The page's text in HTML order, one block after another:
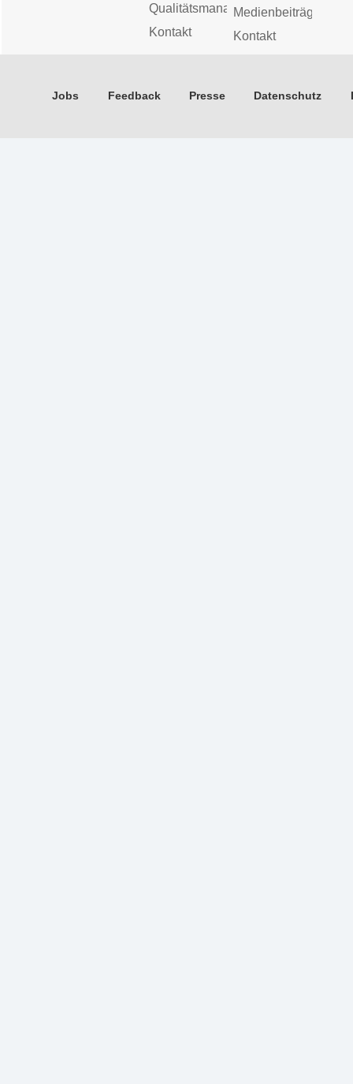
Qualitätsmanagement
Kontakt
Medienbeiträge
Kontakt
Jobs Feedback Presse Datenschutz